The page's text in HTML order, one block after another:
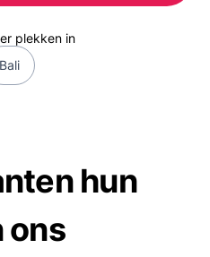
plekken in
Bali
hun
ons